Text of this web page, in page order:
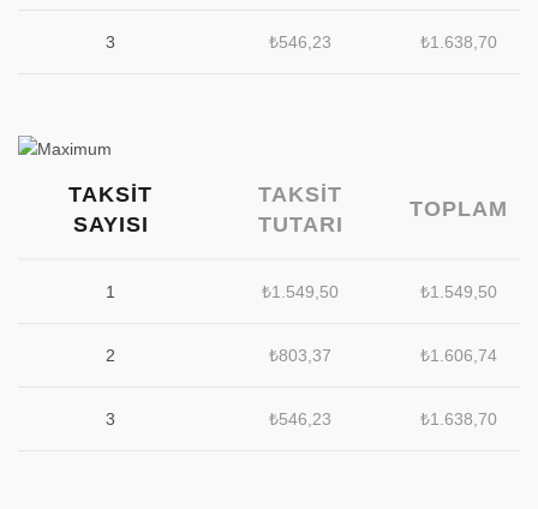
3 ₺546,23 ₺1.638,70
TAKSIT
SAYISI
TAKSIT
TUTARI
TOPLAM
1 ₺1.549,50 ₺1.549,50
2 ₺803,37 ₺1.606,74
3 ₺546,23 ₺1.638,70